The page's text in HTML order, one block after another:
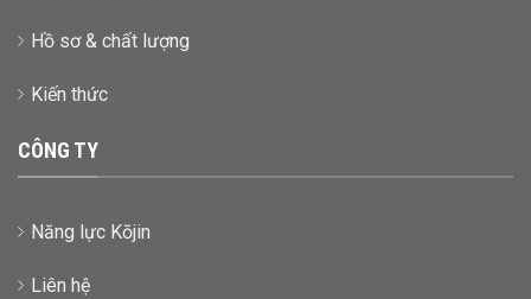
Hồ sơ & chất lượng
Kiến thức
CÔNG TY
Năng lực Kōjin
Liên hệ